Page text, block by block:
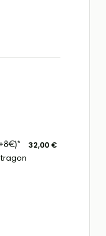
32,00 €